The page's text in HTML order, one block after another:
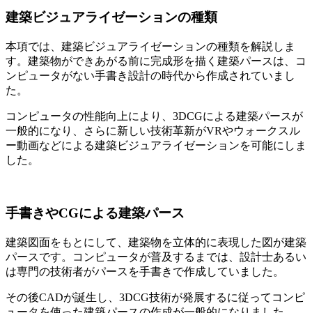
建築ビジュアライゼーションの種類
本項では、建築ビジュアライゼーションの種類を解説しま
す。建築物ができあがる前に完成形を描く建築パースは、コ
ンピュータがない手書き設計の時代から作成されていまし
た。
コンピュータの性能向上により、3DCGによる建築パースが
一般的になり、さらに新しい技術革新がVRやウォークスル
ー動画などによる建築ビジュアライゼーションを可能にしま
した。
手書きやCGによる建築パース
建築図面をもとにして、建築物を立体的に表現した図が建築
パースです。コンピュータが普及するまでは、設計士あるい
は専門の技術者がパースを手書きで作成していました。
その後CADが誕生し、3DCG技術が発展するに従ってコンピ